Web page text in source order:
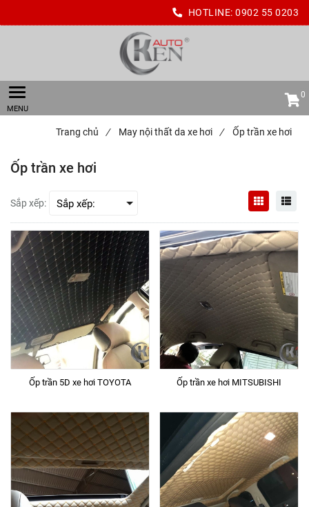
HOTLINE: 0902 55 0203
0
Trang chủ / May nội thất da xe hơi / Ốp trần xe hơi
Ốp trần xe hơi
Sắp xếp:
Ốp trần 5D xe hơi TOYOTA Ốp trần xe hơi MITSUBISHI